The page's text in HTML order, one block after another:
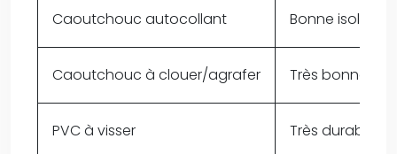
Caoutchouc autocollant Bonne
Caoutchouc à clouer/agrafer Très bonne
PVC à visser Très durable,